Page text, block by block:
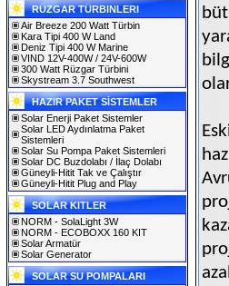
RÜZGAR TÜRBINLERI
Air Breeze 200 Watt Türbin
Kara Tipi 400 W Land
Deniz Tipi 400 W Marine
VIND 12V-400W / 24V-600W
300 Watt Rüzgar Türbini
Skystream 3.7 Southwest
HAZIR PAKET SİSTEMLER
Solar Enerji Paket Sistemler
Solar LED Aydınlatma Paket
Sistemleri
Solar Su Pompa Paket Sistemleri
Solar DC Buzdolabı / İlaç Dolabı
Güneyli-Hitit Tak ve Çalıştır
Güneyli-Hitit Plug and Play
SOLAR KITLER
NORM - SolaLight 3W
NORM - ECOBOXX 160 KIT
Solar Armatür
Solar Generator
SOLAR SU POMPALARI